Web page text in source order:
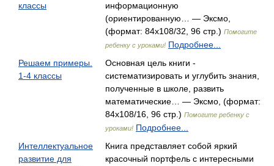
классы
информационную
(ориентированную… — Эксмо,
(формат: 84x108/32, 96 стр.) Помогите
ребенку с уроками! Подробнее...
Решаем примеры.
1-4 классы
Основная цель книги -
систематизировать и углубить знания,
полученные в школе, развить
математические… — Эксмо, (формат:
84x108/16, 96 стр.) Помогите ребенку с
уроками! Подробнее...
Интеллектуальное
развитие для
Книга представляет собой яркий
красочный портфель с интересными